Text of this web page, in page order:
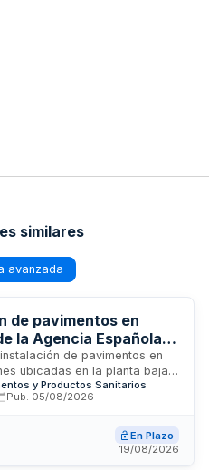
similares
avanzada
de pavimentos en
la Agencia Española
Sanitarios en
de pavimentos en
ubicadas en la planta baja
de Medicamentos y
la Calle Campezo de
abierto
incluye la entrega de los
y Productos Sanitarios
Pub. 05/08/2026
En Plazo
19/08/2026